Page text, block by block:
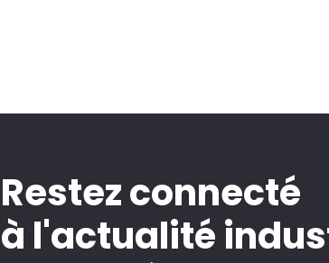
Restez connecté
à l'actualité